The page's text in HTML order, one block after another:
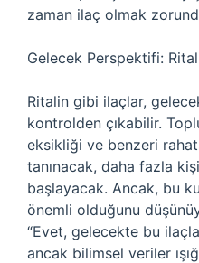
zaman ilaç olmak
Gelecek Perspektifi:
Ritalin gibi ilaçlar,
kontrolden çıkabilir.
eksikliği ve benzeri
tanınacak, daha fazla
başlayacak. Ancak, bu
önemli olduğunu
“Evet, gelecekte bu
ancak bilimsel veriler